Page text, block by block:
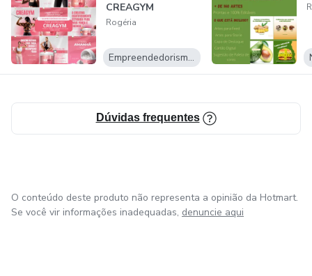
CREAGYM
Rogéria
Empreendedorismo Digital
Dúvidas frequentes
O conteúdo deste produto não representa a opinião da Hotmart.
Se você vir informações inadequadas, denuncie aqui